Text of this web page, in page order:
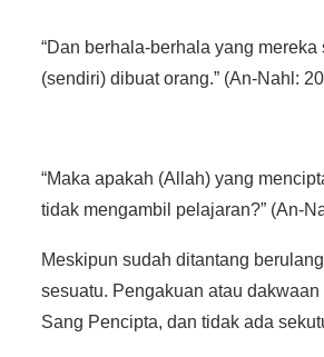
“Dan berhala-berhala yang
(sendiri) dibuat orang.” (An-Nahl:
“Maka apakah (Allah) yang
tidak mengambil pelajaran?” (An-
Meskipun sudah ditantang
sesuatu. Pengakuan atau
Sang Pencipta, dan tidak ada